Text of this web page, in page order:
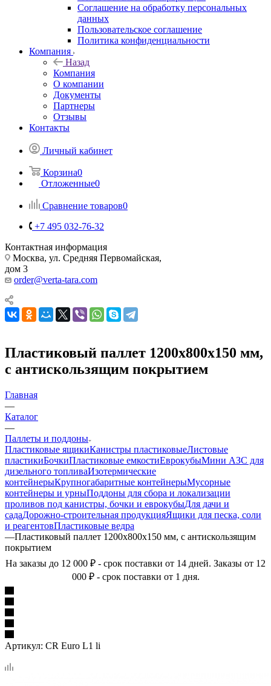
Соглашение на обработку персональных
данных
Пользовательское соглашение
Политика конфиденциальности
Компания
Назад
Компания
О компании
Документы
Партнеры
Отзывы
Контакты
Личный кабинет
Корзина0
Отложенные0
Сравнение товаров0
+7 495 032-76-32
Контактная информация
Москва, ул. Средняя Первомайская,
дом 3
order@verta-tara.com
Пластиковый паллет 1200х800х150 мм,
с антискользящим покрытием
Главная
—
Каталог
—
Паллеты и поддоны
Пластиковые ящикиКанистры пластиковыеЛистовые
пластикиБочкиПластиковые емкостиЕврокубыМини АЗС для
дизельного топливаИзотермические
контейнерыКрупногабаритные контейнерыМусорные
контейнеры и урныПоддоны для сбора и локализации
проливов под канистры, бочки и еврокубыДля дачи и
садаДорожно-строительная продукцияЯщики для песка, соли
и реагентовПластиковые ведра
—Пластиковый паллет 1200х800х150 мм, с антискользящим
покрытием
На заказы до 12 000 ₽ - срок поставки от 14 дней. Заказы от 12
000 ₽ - срок поставки от 1 дня.
Артикул: CR Euro L1 li